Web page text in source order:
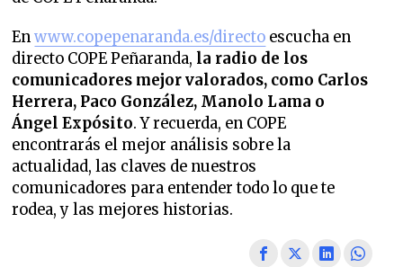
Enwww.copepenaranda.es/directo escucha en
directo COPE Peñaranda, la radio de los
comunicadores mejor valorados, como Carlos
Herrera, Paco González, Manolo Lama o
Ángel Expósito. Y recuerda, en COPE
encontrarás el mejor análisis sobre la
actualidad, las claves de nuestros
comunicadores para entender todo lo que te
rodea, y las mejores historias.